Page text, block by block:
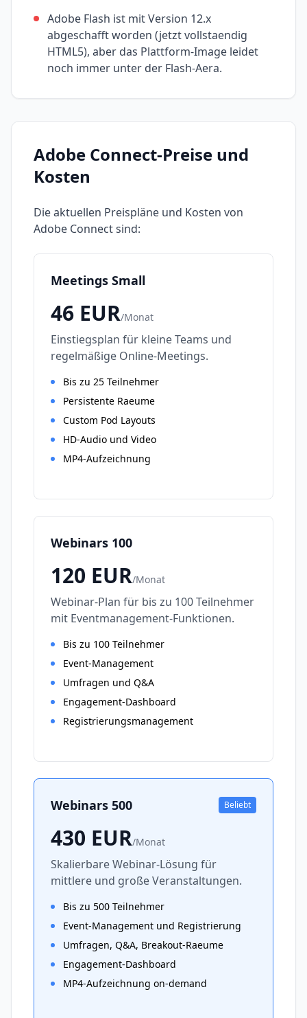
Adobe Flash ist mit Version 12.x
abgeschafft worden (jetzt vollstaendig
HTML5), aber das Plattform-Image leidet
noch immer unter der Flash-Aera.
Adobe Connect-Preise und
Kosten
Die aktuellen Preispläne und Kosten von
Adobe Connectsind:
Meetings Small
46 EUR/Monat
Einstiegsplan für kleine Teams und
regelmäßige Online-Meetings.
Bis zu 25 Teilnehmer
Persistente Raeume
Custom Pod Layouts
HD-Audio und Video
MP4-Aufzeichnung
Webinars 100
120 EUR/Monat
Webinar-Plan für bis zu 100 Teilnehmer
mit Eventmanagement-Funktionen.
Bis zu 100 Teilnehmer
Event-Management
Umfragen und Q&A
Engagement-Dashboard
Registrierungsmanagement
Webinars 500 Beliebt
430 EUR/Monat
Skalierbare Webinar-Lösung für
mittlere und große Veranstaltungen.
Bis zu 500 Teilnehmer
Event-Management und Registrierung
Umfragen, Q&A, Breakout-Raeume
Engagement-Dashboard
MP4-Aufzeichnung on-demand